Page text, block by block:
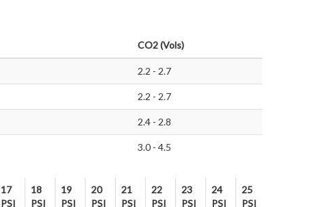
CO2 (Vols)
2.2 - 2.7
2.2 - 2.7
2.4 - 2.8
3.0 - 4.5
17
PSI
18
PSI
19
PSI
20
PSI
21
PSI
22
PSI
23
PSI
24
PSI
25
PSI